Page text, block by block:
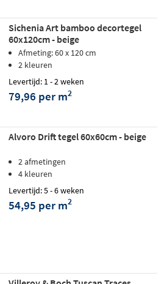
Sichenia Art bamboo decortegel
60x120cm - beige
Afmeting: 60 x 120 cm
2 kleuren
Levertijd: 1 - 2 weken
79,96 per m2
Alvoro Drift tegel 60x60cm - beige
2 afmetingen
4 kleuren
Levertijd: 5 - 6 weken
54,95 per m2